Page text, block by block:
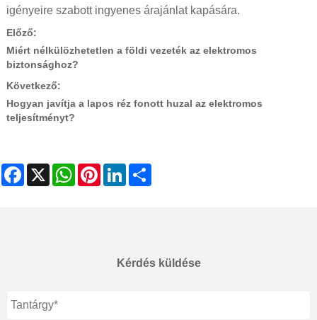
igényeire szabott ingyenes árajánlat kapására.
Előző:
Miért nélkülözhetetlen a földi vezeték az elektromos
biztonsághoz?
Következő:
Hogyan javítja a lapos réz fonott huzal az elektromos
teljesítményt?
Facebook
X WhatsAppPinterestLinkedIn
Kérdés küldése